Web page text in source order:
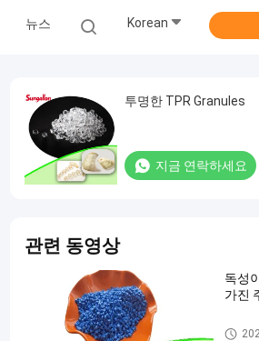
뉴스 Korean
투명한 TPR Granules
지금 연락하세요
관련 동영상
독성
가진
tpr 낟알